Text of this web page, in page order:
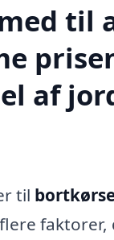
til
af
til
faktorer,